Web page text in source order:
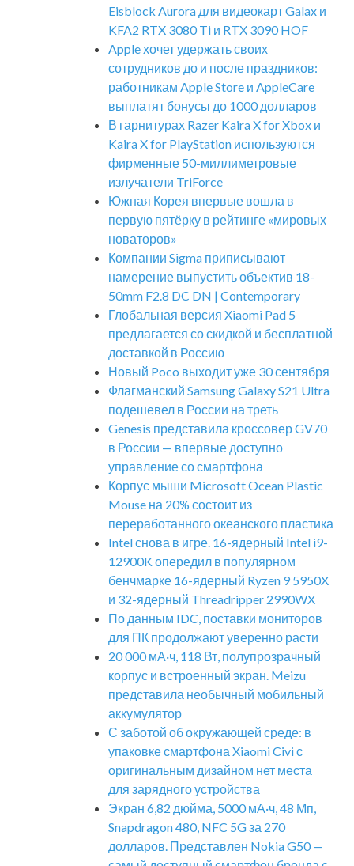
Eisblock Aurora для видеокарт Galax и
KFA2 RTX 3080 Ti и RTX 3090 HOF
Apple хочет удержать своих
сотрудников до и после праздников:
работникам Apple Store и AppleCare
выплатят бонусы до 1000 долларов
В гарнитурах Razer Kaira X for Xbox и
Kaira X for PlayStation используются
фирменные 50-миллиметровые
излучатели TriForce
Южная Корея впервые вошла в
первую пятёрку в рейтинге «мировых
новаторов»
Компании Sigma приписывают
намерение выпустить объектив 18-
50mm F2.8 DC DN | Contemporary
Глобальная версия Xiaomi Pad 5
предлагается со скидкой и бесплатной
доставкой в Россию
Новый Poco выходит уже 30 сентября
Флагманский Samsung Galaxy S21 Ultra
подешевел в России на треть
Genesis представила кроссовер GV70
в России — впервые доступно
управление со смартфона
Корпус мыши Microsoft Ocean Plastic
Mouse на 20% состоит из
переработанного океанского пластика
Intel снова в игре. 16-ядерный Intel i9-
12900K опередил в популярном
бенчмарке 16-ядерный Ryzen 9 5950X
и 32-ядерный Threadripper 2990WX
По данным IDC, поставки мониторов
для ПК продолжают уверенно расти
20 000 мА·ч, 118 Вт, полупрозрачный
корпус и встроенный экран. Meizu
представила необычный мобильный
аккумулятор
С заботой об окружающей среде: в
упаковке смартфона Xiaomi Civi с
оригинальным дизайном нет места
для зарядного устройства
Экран 6,82 дюйма, 5000 мА·ч, 48 Мп,
Snapdragon 480, NFC 5G за 270
долларов. Представлен Nokia G50 —